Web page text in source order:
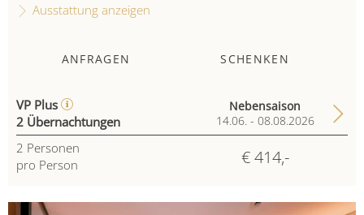
Ausstattung anzeigen
ANFRAGEN SCHENKEN
VP Plus
2 Übernachtungen
Nebensaison
14.06. - 08.08.2026
2 Personen
pro Person
€ 414,-